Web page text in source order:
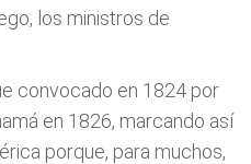
los ministros de
convocado en 1824 por
en 1826, marcando así
porque, para muchos,